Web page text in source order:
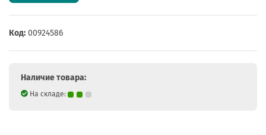
Код: 00924586
Наличие товара:
На складе: